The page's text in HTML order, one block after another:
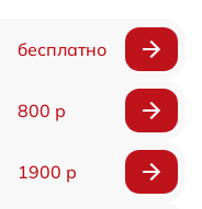
бесплатно
800 р
1900 р